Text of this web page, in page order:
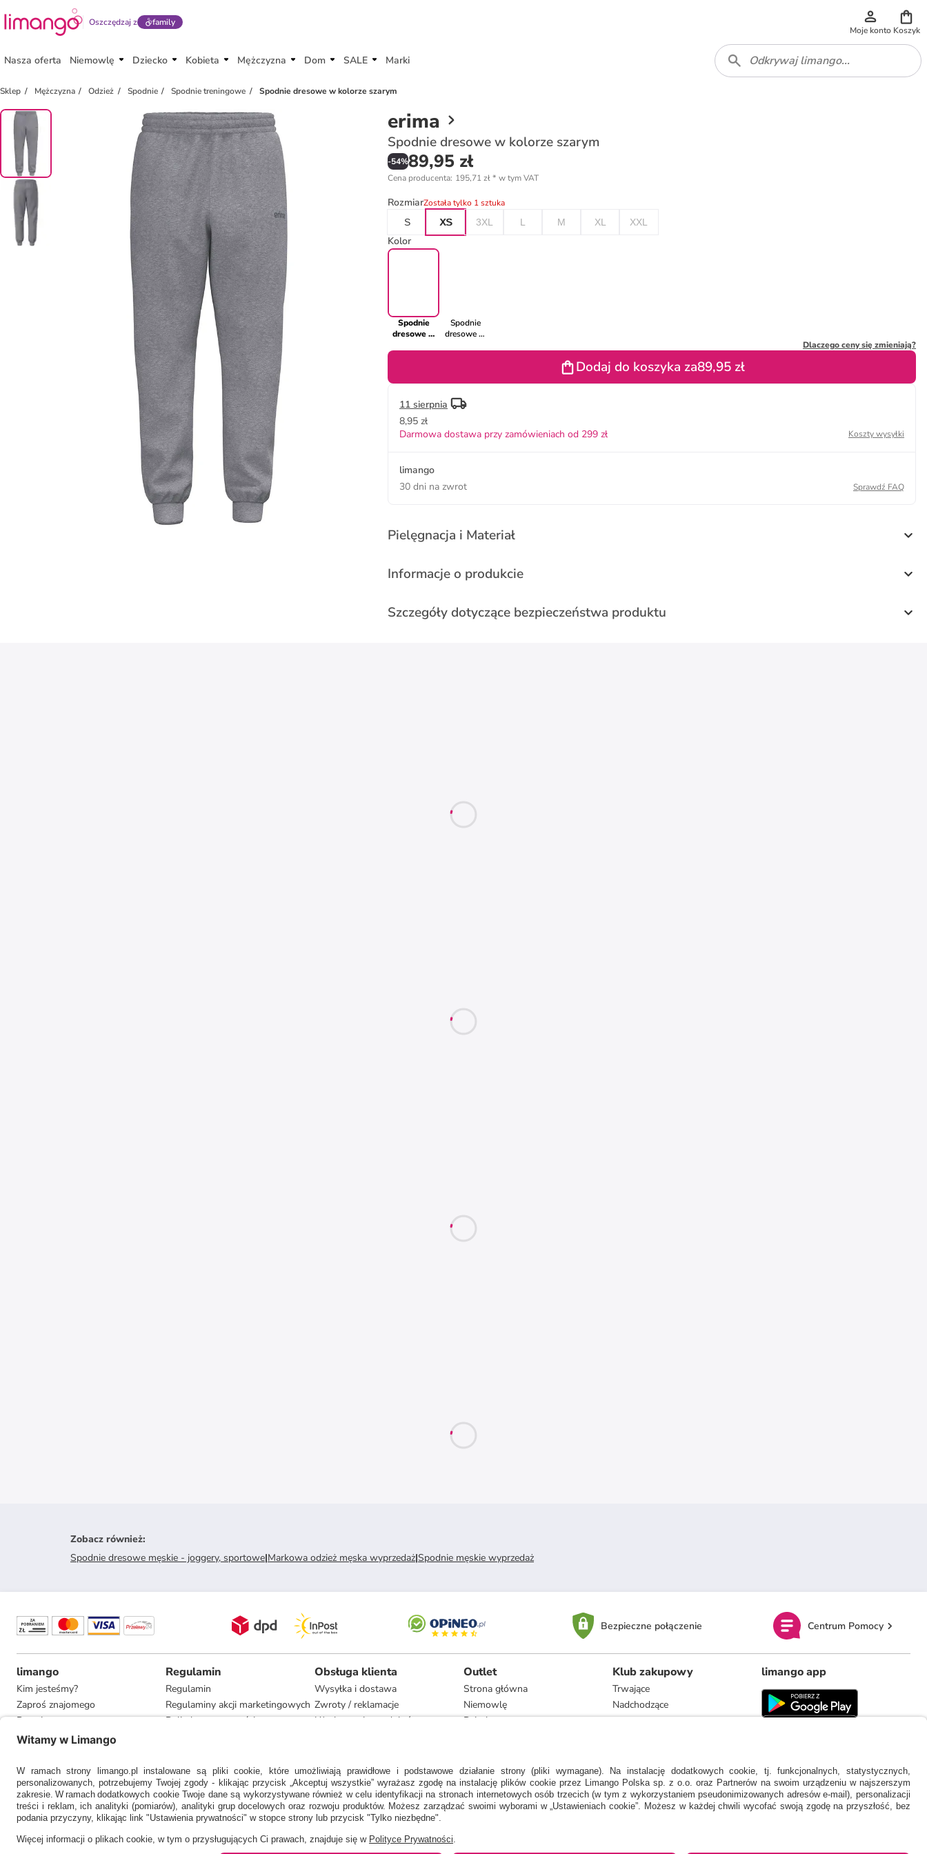
Oszczędzaj z family
Moje konto Koszyk
Nasza oferta Niemowlę Dziecko Kobieta Mężczyzna Dom SALE Marki
Sklep Mężczyzna Odzież Spodnie Spodnie treningowe Spodnie dresowe w kolorze szarym
erima
Spodnie dresowe w kolorze szarym
-54%89,95 zł
Cena producenta: 195,71 zł* w tym VAT
RozmiarZostała tylko 1 sztuka
S
XS 3XL L M XL XXL
Kolor
Spodnie
dresowe w
Spodnie
dresowe w
Dlaczego ceny się zmieniają?
Dodaj do koszyka za89,95 zł
11 sierpnia
8,95 zł
Darmowa dostawa przy zamówieniach od 299 zł
Koszty wysyłki
limango
30 dni na zwrot
Sprawdź FAQ
Pielęgnacja i Materiał
Informacje o produkcie
Szczegóły dotyczące bezpieczeństwa produktu
Zobacz również:
Spodnie dresowe męskie - joggery, sportowe|Markowa odzież męska wyprzedaż|Spodnie męskie wyprzedaż
Bezpieczne połączenie Centrum Pomocy
limango
Kim jesteśmy?
Zaproś znajomego
Pracuj u nas
Informacje dla prasy
Regulamin
Regulamin
Regulaminy akcji marketingowych
Polityka prywatności
Obsługa klienta
Wysyłka i dostawa
Zwroty / reklamacje
Użytkowanie produktów
Zgodność z umową i naprawa
Outlet
Strona główna
Niemowlę
Dziecko
Dom
Marki
Klub zakupowy
Trwające
Nadchodzące
limango app